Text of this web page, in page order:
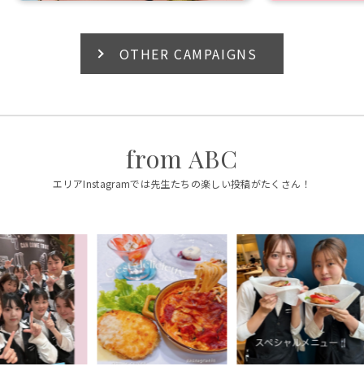
OTHER CAMPAIGNS
from ABC
エリアInstagramでは先生たちの楽しい投稿がたくさん！